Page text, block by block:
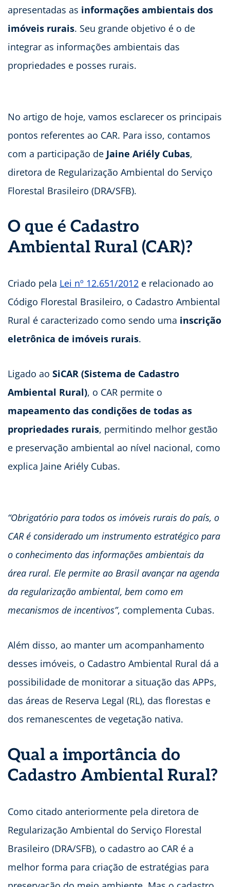
apresentadas as informações ambientais dos
imóveis rurais. Seu grande objetivo é o de
integrar as informações ambientais das
propriedades e posses rurais.
No artigo de hoje, vamos esclarecer os principais
pontos referentes ao CAR. Para isso, contamos
com a participação de Jaine Ariély Cubas,
diretora de Regularização Ambiental do Serviço
Florestal Brasileiro (DRA/SFB).
O que é Cadastro
Ambiental Rural (CAR)?
Criado pela Lei nº 12.651/2012 e relacionado ao
Código Florestal Brasileiro, o Cadastro Ambiental
Rural é caracterizado como sendo uma inscrição
eletrônica de imóveis rurais.
Ligado ao SiCAR (Sistema de Cadastro
Ambiental Rural), o CAR permite o
mapeamento das condições de todas as
propriedades rurais, permitindo melhor gestão
e preservação ambiental ao nível nacional, como
explica Jaine Ariély Cubas.
“Obrigatório para todos os imóveis rurais do país, o
CAR é considerado um instrumento estratégico para
o conhecimento das informações ambientais da
área rural. Ele permite ao Brasil avançar na agenda
da regularização ambiental, bem como em
mecanismos de incentivos”, complementa Cubas.
Além disso, ao manter um acompanhamento
desses imóveis, o Cadastro Ambiental Rural dá a
possibilidade de monitorar a situação das APPs,
das áreas de Reserva Legal (RL), das florestas e
dos remanescentes de vegetação nativa.
Qual a importância do
Cadastro Ambiental Rural?
Como citado anteriormente pela diretora de
Regularização Ambiental do Serviço Florestal
Brasileiro (DRA/SFB), o cadastro ao CAR é a
melhor forma para criação de estratégias para